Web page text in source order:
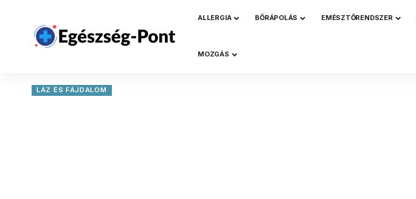
ALLERGIA BŐRÁPOLÁS EMÉSZTŐRENDSZER
MOZGÁS
LÁZ ÉS FÁJDALOM